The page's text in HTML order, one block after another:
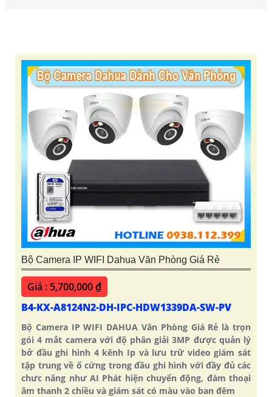
Bộ Camera IP WIFI Dahua Văn Phòng Giá Rẻ
Giá : 5,700,000 ₫
B4-KX-A8124N2-DH-IPC-HDW1339DA-SW-PV
Bộ Camera IP WIFI DAHUA Văn Phòng Giá Rẻ là trọn
gói 4 mắt camera với độ phân giải 3MP được quản lý
bở đầu ghi hình 4 kênh Ip và lưu trữ video giám sát
tập trung về ổ cứng trong đầu ghi hình với đầy đủ các
chưc năng như AI Phát hiện chuyển động, đàm thoại
âm thanh 2 chiều và giám sát có màu vào ban đêm